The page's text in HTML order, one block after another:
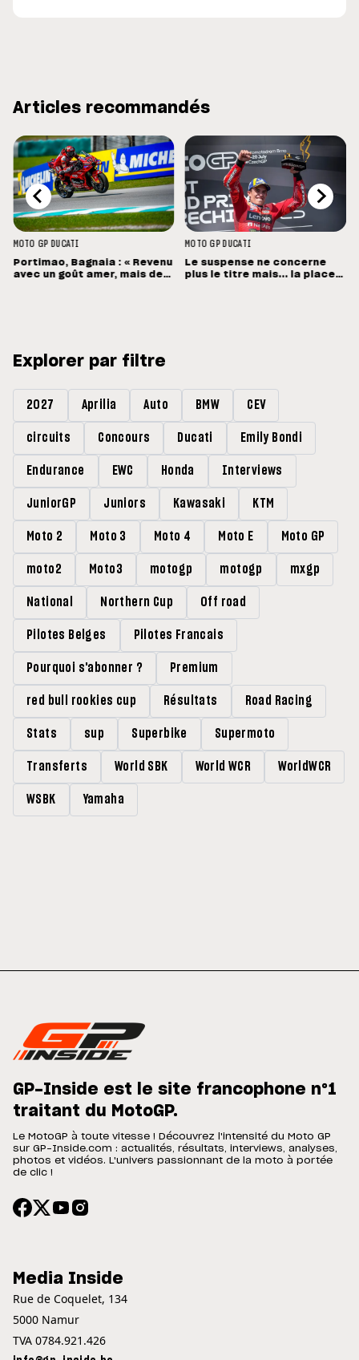
Articles recommandés
MOTO GP DUCATI
Portimao, Bagnaia : « Revenu
avec un goût amer, mais des
MOTO GP DUCATI
Le suspense ne concerne
plus le titre mais... la place
Explorer par filtre
2027 Aprilia Auto BMW CEV
circuits Concours Ducati Emily Bondi
Endurance EWC Honda Interviews
JuniorGP Juniors Kawasaki KTM
Moto 2 Moto 3 Moto 4 Moto E Moto GP
moto2 Moto3 motogp motogp mxgp
National Northern Cup Off road
Pilotes Belges Pilotes Francais
Pourquoi s'abonner ? Premium
red bull rookies cup Résultats Road Racing
Stats sup Superbike Supermoto
Transferts World SBK World WCR WorldWCR
WSBK Yamaha
GP-Inside est le site francophone n°1
traitant du MotoGP.
Le MotoGP à toute vitesse ! Découvrez l'intensité du Moto GP
sur GP-Inside.com : actualités, résultats, interviews, analyses,
photos et vidéos. L'univers passionnant de la moto à portée
de clic !
Media Inside
Rue de Coquelet, 134
5000 Namur
TVA 0784.921.426